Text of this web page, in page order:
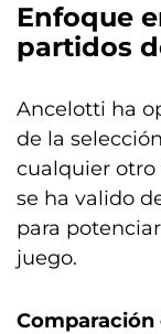
Enfoque
partidos
Ancelotti ha
de la
cualquier otro
se ha valido
para
juego.